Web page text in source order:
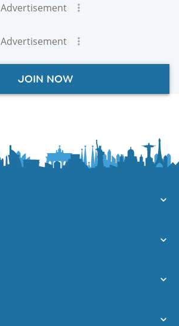
Advertisement
Advertisement
JOIN NOW